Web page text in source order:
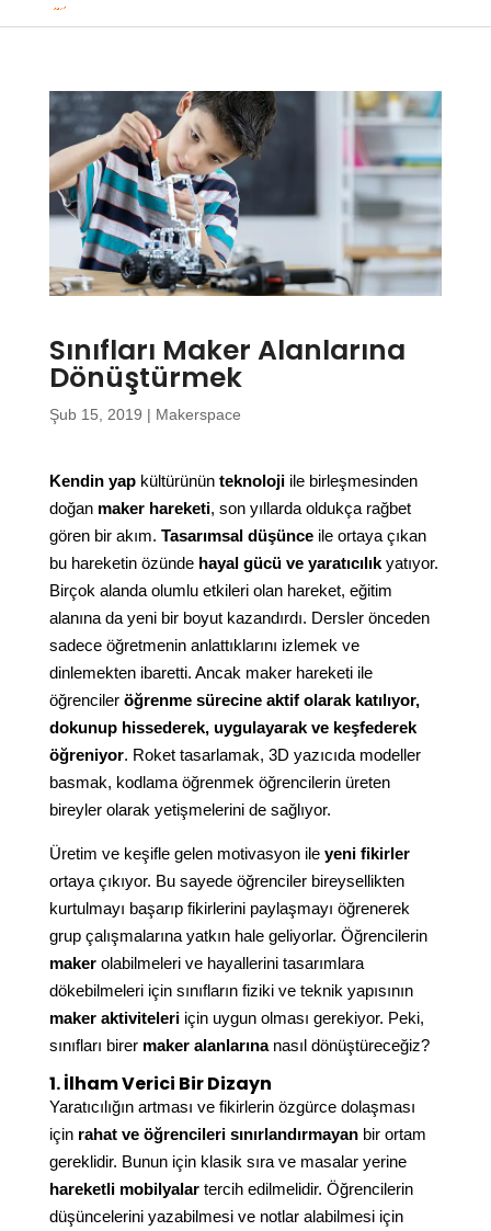
Sınıfları Maker Alanlarına
Dönüştürmek
Şub 15, 2019 | Makerspace
Kendin yapkültürünün teknolojiile birleşmesinden
doğan maker hareketi, son yıllarda oldukça rağbet
gören bir akım. Tasarımsal düşünceile ortaya çıkan
bu hareketin özünde hayal gücü ve yaratıcılıkyatıyor.
Birçok alanda olumlu etkileri olan hareket, eğitim
alanına da yeni bir boyut kazandırdı. Dersler önceden
sadece öğretmenin anlattıklarını izlemek ve
dinlemekten ibaretti. Ancak maker hareketi ile
öğrenciler öğrenme sürecine aktif olarak katılıyor,
dokunup hissederek, uygulayarak ve keşfederek
öğreniyor. Roket tasarlamak, 3D yazıcıda modeller
basmak, kodlama öğrenmek öğrencilerin üreten
bireyler olarak yetişmelerini de sağlıyor.
Üretim ve keşifle gelen motivasyon ile yeni fikirler
ortaya çıkıyor. Bu sayede öğrenciler bireysellikten
kurtulmayı başarıp fikirlerini paylaşmayı öğrenerek
grup çalışmalarına yatkın hale geliyorlar. Öğrencilerin
makerolabilmeleri ve hayallerini tasarımlara
dökebilmeleri için sınıfların fiziki ve teknik yapısının
maker aktiviteleri için uygun olması gerekiyor. Peki,
sınıfları birer maker alanlarınanasıl dönüştüreceğiz?
1. İlham Verici Bir Dizayn
Yaratıcılığın artması ve fikirlerin özgürce dolaşması
için rahat ve öğrencileri sınırlandırmayanbir ortam
gereklidir. Bunun için klasik sıra ve masalar yerine
hareketli mobilyalar tercih edilmelidir. Öğrencilerin
düşüncelerini yazabilmesi ve notlar alabilmesi için